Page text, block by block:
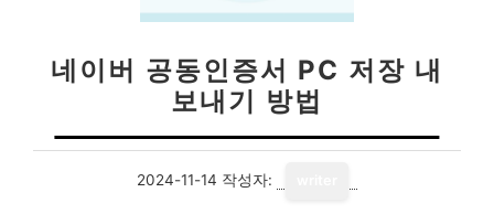
네이버 공동인증서 PC 저장 내
보내기 방법
2024-11-14 작성자: